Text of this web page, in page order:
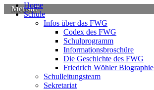
Mensa7
Home
Schule
Infos über das FWG
Codex des FWG
Schulprogramm
Informationsbroschüre
Die Geschichte des FWG
Friedrich Wöhler Biographie
Schulleitungsteam
Sekretariat